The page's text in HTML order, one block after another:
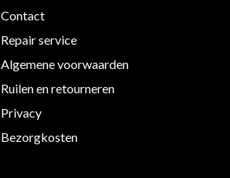
Contact
Repair service
Algemene voorwaarden
Ruilen en retourneren
Privacy
Bezorgkosten